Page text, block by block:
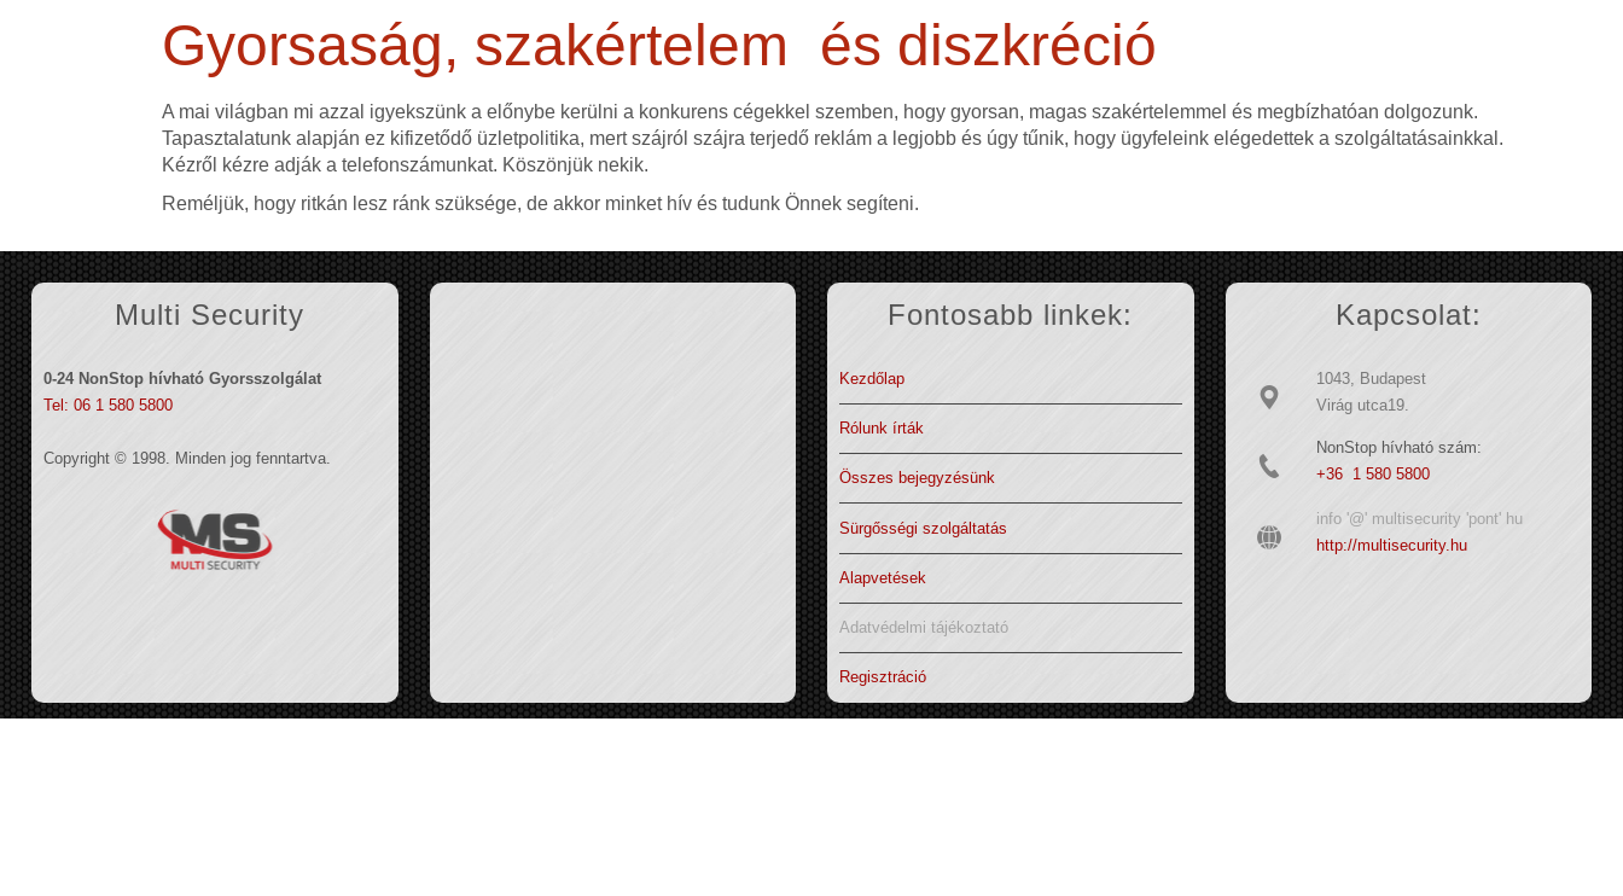
Gyorsaság, szakértelem és diszkréció
A mai világban mi azzal igyekszünk a előnybe kerülni a konkurens cégekkel szemben, hogy gyorsan, magas szakértelemmel és megbízhatóan dolgozunk.
Tapasztalatunk alapján ez kifizetődő üzletpolitika, mert szájról szájra terjedő reklám a legjobb és úgy tűnik, hogy ügyfeleink elégedettek a szolgáltatásainkkal.
Kézről kézre adják a telefonszámunkat. Köszönjük nekik.
Reméljük, hogy ritkán lesz ránk szüksége, de akkor minket hív és tudunk Önnek segíteni.
Multi Security
0-24 NonStop hívható Gyorsszolgálat
Tel: 06 1 580 5800
Copyright © 1998. Minden jog fenntartva.
Fontosabb linkek:
Kezdőlap
Rólunk írták
Összes bejegyzésünk
Sürgősségi szolgáltatás
Alapvetések
Adatvédelmi tájékoztató
Regisztráció
Kapcsolat:
1043, Budapest
Virág utca19.
NonStop hívható szám:
+36 1 580 5800
info '@' multisecurity 'pont' hu
http://multisecurity.hu